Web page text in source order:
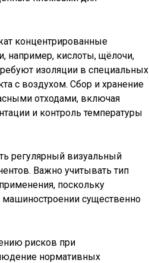
концентрированные
например, кислоты, щёлочи,
изоляции в специальных
с воздухом. Сбор и хранение
отходами, включая
и контроль температуры
регулярный визуальный
Важно учитывать тип
поскольку
существенно
рисков при
нормативных